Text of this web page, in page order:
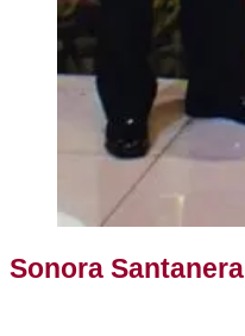
Sonora Santanera